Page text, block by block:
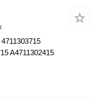
A4711302415